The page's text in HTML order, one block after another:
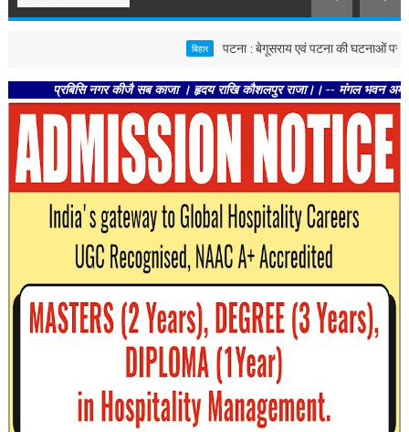
पटना : बेगूसराय एवं पटना की घटनाओं पर स्वास्थ्य
प्रबिसि नगर कीजै सब काजा । हृदय राखि कौशलपुर राजा।। -- मंगल भवन अमंगल